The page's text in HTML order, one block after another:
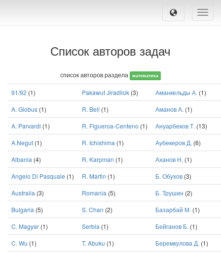
Toggle
Список авторов задач
список авторов раздела математика
91/92 (1) Pakawut Jiradilok (3) Аманкельды А. (1)
A. Globus (1) R. Bell (1) Аманов А. (1)
A. Parvardi (1) R. Figueroa-Centeno (1) Ануарбеков Т. (13)
A.Negut (1) R. Ichishima (1) Аубекеров Д. (6)
Albania (4) R. Karpman (1) Аханов Н. (1)
Angelo Di Pasquale (1) R. Martin (1) Б. Обухов (3)
Australia (3) Romania (5) Б. Трушин (2)
Bulgaria (5) S. Chan (2) Базарбай М. (1)
C. Magyar (1) Serbia (1) Бейганов Б. (1)
C. Wu (1) T. Abuku (1) Беремкулова Д. (1)